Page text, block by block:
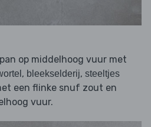
op middelhoog vuur met
, bleekselderij, steeltjes
een flinke snuf zout en
vuur.